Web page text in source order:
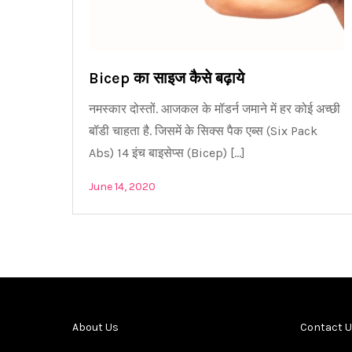
Bicep का साइज कैसे बढ़ाये
नमस्कार दोस्तों. आजकल के मॉडर्न जमाने में हर कोई अच्छी
बॉडी चाहता है. जिसमें के सिक्स पैक एब्स (Six Pack
Abs) 14 इंच बाइसेप्स (Bicep) […]
June 14, 2020
About Us Contact